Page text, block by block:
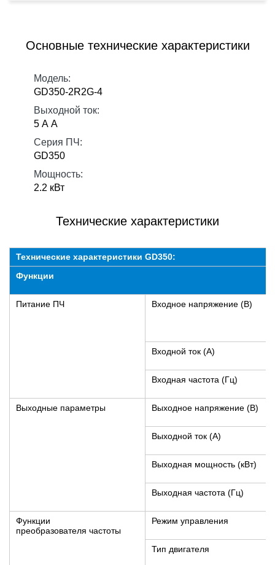
Основные технические характеристики
Модель:
GD350-2R2G-4
Выходной ток:
5 А А
Серия ПЧ:
GD350
Мощность:
2.2 кВт
Технические характеристики
Технические характеристики GD350:
Функции
Питание ПЧ Входное напряжение (В)
Входной ток (А)
Входная частота (Гц)
Выходные параметры Выходное напряжение (В)
Выходной ток (A)
Выходная мощность (кВт)
Выходная частота (Гц)
Функции
преобразователя частоты
Режим управления
Тип двигателя